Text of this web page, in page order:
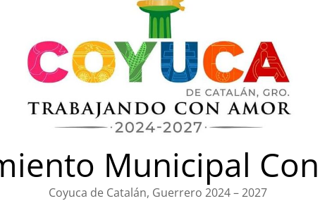
Municipal
Coyuca de Catalán, Guerrero 2024 – 2027